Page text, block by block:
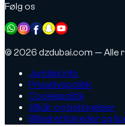
Følg os
© 2026 dzdubai.com — Alle
Juridisk info
Privatlivspolitik
Cookiepolitik
Vilkår og betingelser
Billedrettigheder og